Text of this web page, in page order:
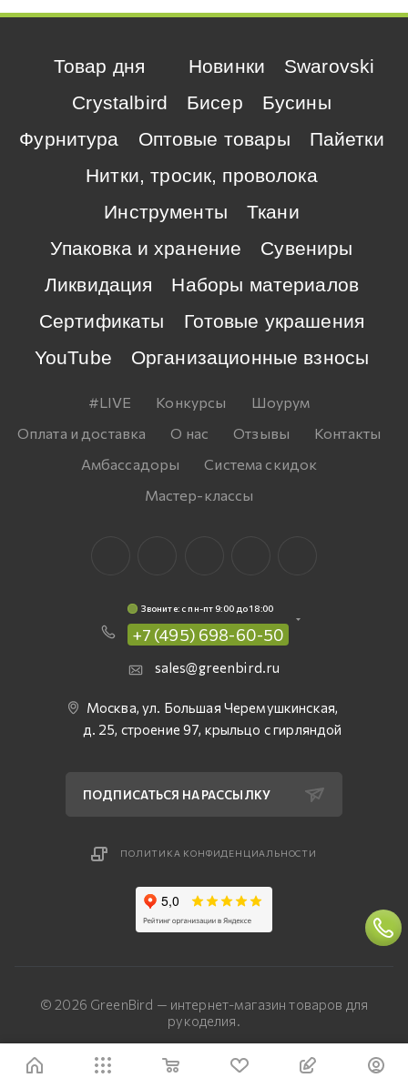
Товар дня Новинки
Swarovski
Crystalbird
Бисер
Бусины
Фурнитура
Оптовые товары
Пайетки
Нитки, тросик, проволока
Инструменты
Ткани
Упаковка и хранение
Сувениры
Ликвидация
Наборы материалов
Сертификаты
Готовые украшения
YouTube
Организационные взносы
#LIVE Конкурсы
Шоурум
Оплата и доставка
О нас Отзывы
Контакты
Амбассадоры
Система скидок
Мастер-классы
Звоните: c пн-пт 9:00 до 18:00
+7 (495) 698-60-50
sales@greenbird.ru
Москва, ул. Большая Черемушкинская,
д. 25, строение 97, крыльцо с гирляндой
ПОДПИСАТЬСЯ НА РАССЫЛКУ
ПОЛИТИКА КОНФИДЕНЦИАЛЬНОСТИ
© 2026 GreenBird — интернет-магазин товаров для
рукоделия.
Разработка сайта — «Четвертый Рим»